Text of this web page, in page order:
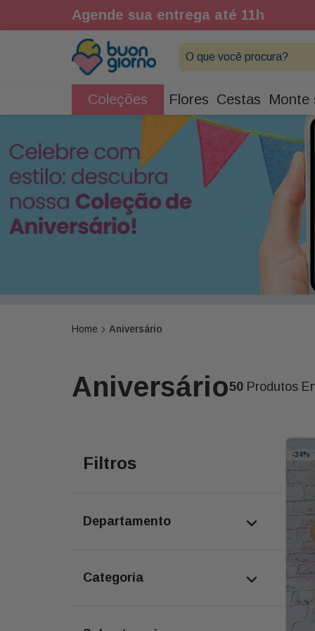
Agende sua entrega até 11h
O que você procura?
Coleções Flores Cestas Monte
Aniversário
Aniversário50 Produtos
Filtros
departamento
kits presentes
categoria
-34%